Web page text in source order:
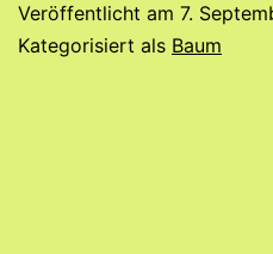
Veröffentlicht am 7.
Kategorisiert als Baum